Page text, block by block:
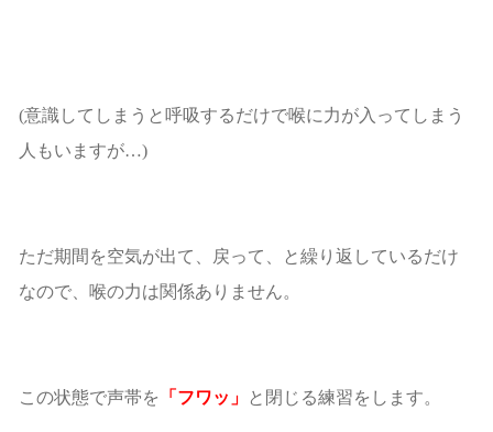
(意識してしまうと呼吸するだけで喉に力が入ってしまう
人もいますが…)
ただ期間を空気が出て、戻って、と繰り返しているだけ
なので、喉の力は関係ありません。
この状態で声帯を 「フワッ」 と閉じる練習をします。